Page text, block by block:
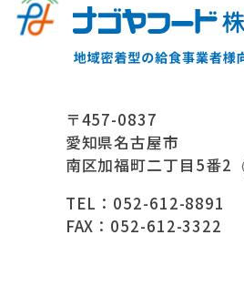
〒457-0837
愛知県名古屋市
南区加福町二丁目5番2
TEL：052-612-8891
FAX：052-612-3322